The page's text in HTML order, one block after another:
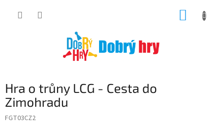
Hra o trůny LCG - Cesta do
Zimohradu
FGT03CZ2